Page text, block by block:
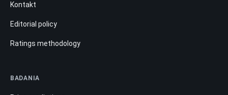
Kontakt
Editorial policy
Ratings methodology
BADANIA